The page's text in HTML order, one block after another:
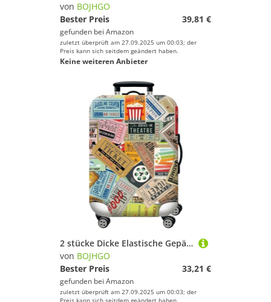
von BOJHGO
Bester Preis
39,81 €
gefunden bei Amazon
zuletzt überprüft am 27.09.2025 um 00:03; der
Preis kann sich seitdem geändert haben.
Keine weiteren Anbieter
2 stücke Dicke Elastische Gepäck Schutzhülle Zipper Anzug for Tasche Koffer Abdeckungen Trolley Abdeckung Reise Zubehör für Drinnen Draußen(Multi Color,XL)
von BOJHGO
Bester Preis
33,21 €
gefunden bei Amazon
zuletzt überprüft am 27.09.2025 um 00:03; der
Preis kann sich seitdem geändert haben.